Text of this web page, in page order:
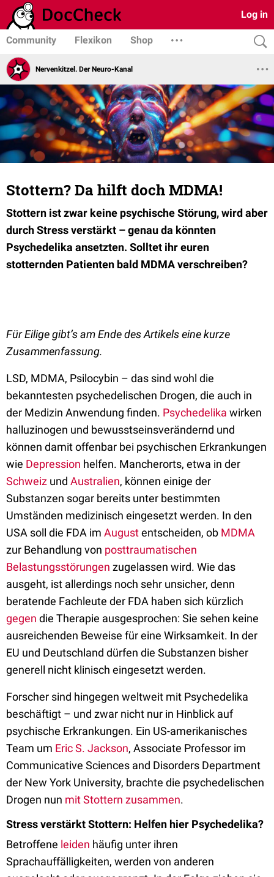
Log in
Community Flexikon Shop
Nervenkitzel. Der Neuro-Kanal
Stottern? Da hilft doch MDMA!
Stottern ist zwar keine psychische Störung, wird aber
durch Stress verstärkt – genau da könnten
Psychedelika ansetzten. Solltet ihr euren
stotternden Patienten bald MDMA verschreiben?
Für Eilige gibt’s am Ende des Artikels eine kurze
Zusammenfassung.
LSD, MDMA, Psilocybin – das sind wohl die
bekanntesten psychedelischen Drogen, die auch in
der Medizin Anwendung finden. Psychedelika wirken
halluzinogen und bewusstseinsverändernd und
können damit offenbar bei psychischen Erkrankungen
wie Depression helfen. Mancherorts, etwa in der
Schweiz und Australien, können einige der
Substanzen sogar bereits unter bestimmten
Umständen medizinisch eingesetzt werden. In den
USA soll die FDA im Augustentscheiden, ob MDMA
zur Behandlung von posttraumatischen
Belastungsstörungen zugelassen wird. Wie das
ausgeht, ist allerdings noch sehr unsicher, denn
beratende Fachleute der FDA haben sich kürzlich
gegen die Therapie ausgesprochen: Sie sehen keine
ausreichenden Beweise für eine Wirksamkeit. In der
EU und Deutschland dürfen die Substanzen bisher
generell nicht klinisch eingesetzt werden.
Forscher sind hingegen weltweit mit Psychedelika
beschäftigt – und zwar nicht nur in Hinblick auf
psychische Erkrankungen. Ein US-amerikanisches
Team um Eric S. Jackson, Associate Professor im
Communicative Sciences and Disorders Department
der New York University, brachte die psychedelischen
Drogen nun mit Stottern zusammen.
Stress verstärkt Stottern: Helfen hier Psychedelika?
Betroffene leiden häufig unter ihren
Sprachauffälligkeiten, werden von anderen